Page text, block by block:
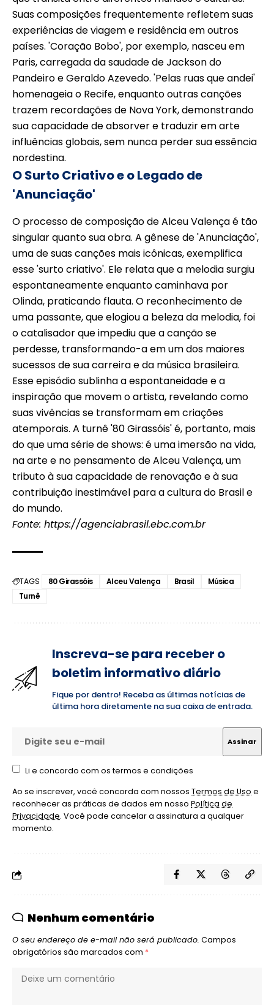
Suas composições frequentemente refletem suas
experiências de viagem e residência em outros
países. 'Coração Bobo', por exemplo, nasceu em
Paris, carregada da saudade de Jackson do
Pandeiro e Geraldo Azevedo. 'Pelas ruas que andei'
homenageia o Recife, enquanto outras canções
trazem recordações de Nova York, demonstrando
sua capacidade de absorver e traduzir em arte
influências globais, sem nunca perder sua essência
nordestina.
O Surto Criativo e o Legado de
'Anunciação'
O processo de composição de Alceu Valença é tão
singular quanto sua obra. A gênese de 'Anunciação',
uma de suas canções mais icônicas, exemplifica
esse 'surto criativo'. Ele relata que a melodia surgiu
espontaneamente enquanto caminhava por
Olinda, praticando flauta. O reconhecimento de
uma passante, que elogiou a beleza da melodia, foi
o catalisador que impediu que a canção se
perdesse, transformando-a em um dos maiores
sucessos de sua carreira e da música brasileira.
Esse episódio sublinha a espontaneidade e a
inspiração que movem o artista, revelando como
suas vivências se transformam em criações
atemporais. A turnê '80 Girassóis' é, portanto, mais
do que uma série de shows: é uma imersão na vida,
na arte e no pensamento de Alceu Valença, um
tributo à sua capacidade de renovação e à sua
contribuição inestimável para a cultura do Brasil e
do mundo.
Fonte: https://agenciabrasil.ebc.com.br
TAGS 80 Girassóis Alceu Valença Brasil
Música
Turnê
Inscreva-se para receber o
boletim informativo diário
Fique por dentro! Receba as últimas notícias de
última hora diretamente na sua caixa de entrada.
Li e concordo com os termos e condições
Ao se inscrever, você concorda com nossos Termos de Usoe
reconhecer as práticas de dados em nosso Política de
Privacidade. Você pode cancelar a assinatura a qualquer
momento.
Nenhum comentário
O seu endereço de e-mail não será publicado. Campos
obrigatórios são marcados com *